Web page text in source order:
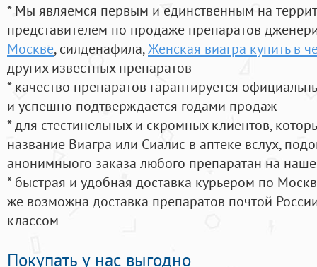
* Мы являемся первым и единственным на
представителем по продаже препаратов
Москве, силденафила,Женская виагра купить в
других известных препаратов
* качество препаратов гарантируется
и успешно подтверждается годами продаж
* для стестинельных и скромных клиентов,
название Виагра или Сиалис в аптеке вслух,
анонимныого заказа любого препаратан на
* быстрая и удобная доставка курьером по
же возможна доставка препаратов почтой
классом
Покупать у нас выгодно